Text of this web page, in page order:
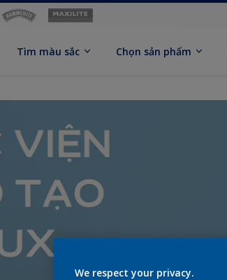
Tìm màu sắc Chọn sản phẩm
We respect your privacy.